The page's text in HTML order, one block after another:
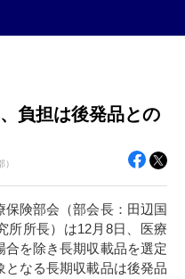
負担は後発品との
保険部会（部会長：田辺国
所所長）は12月8日、医療
合を除き長期収載品を選定
なる長期収載品は後発品